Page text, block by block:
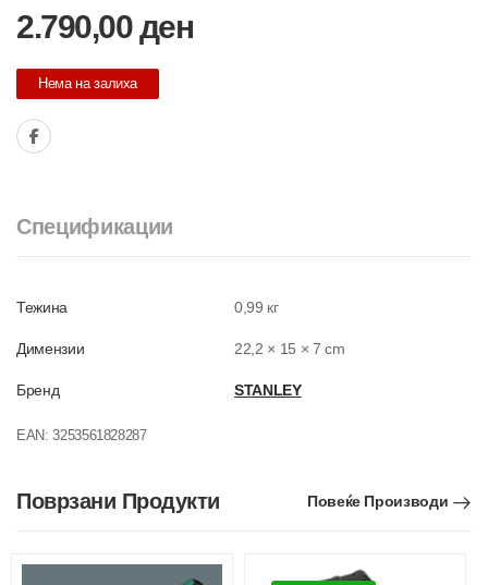
2.790,00ден
Нема на залиха
Спецификации
Тежина 0,99 кг
Димензии 22,2 × 15 × 7 cm
Бренд STANLEY
EAN:3253561828287
Поврзани Продукти Повеќе Производи